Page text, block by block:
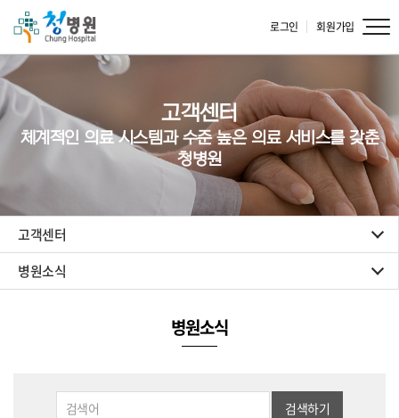
로그인 회원가입
고객센터
체계적인 의료 시스템과 수준 높은 의료 서비스를 갖춘
청병원
고객센터
병원소식
병원소식
검색하기